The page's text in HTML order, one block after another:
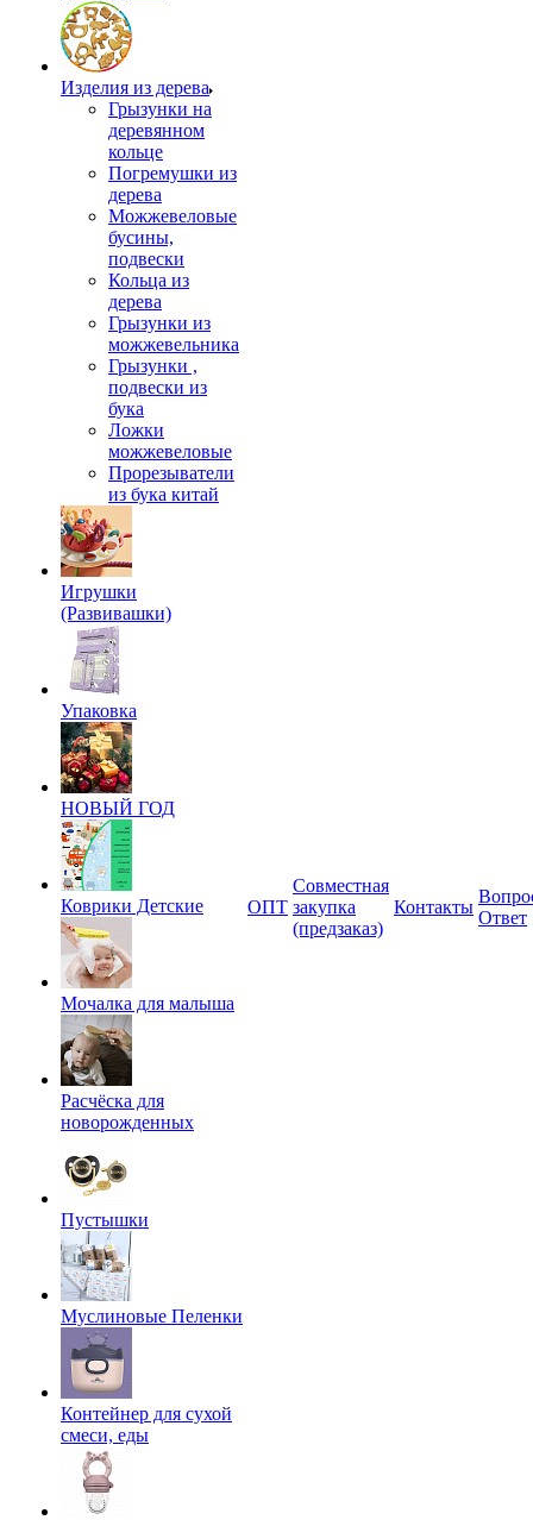
Изделия из дерева
Грызунки на
деревянном
кольце
Погремушки из
дерева
Можжевеловые
бусины,
подвески
Кольца из
дерева
Грызунки из
можжевельника
Грызунки ,
подвески из
бука
Ложки
можжевеловые
Прорезыватели
из бука китай
Игрушки
(Развивашки)
Упаковка
НОВЫЙ ГОД
Коврики Детские
Мочалка для малыша
Расчёска для
новорожденных
Пустышки
Муслиновые Пеленки
Контейнер для сухой
смеси, еды
ОПТ
Совместная
закупка
(предзаказ)
Контакты
Ответ